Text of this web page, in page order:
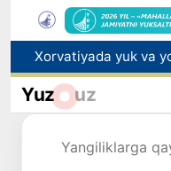
“Men tanigan
Yuz uz
Yangiliklarga